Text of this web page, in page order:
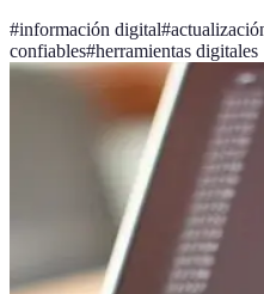
#información digital#
confiables#herramientas digitales